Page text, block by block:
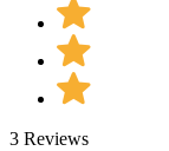
3 Reviews